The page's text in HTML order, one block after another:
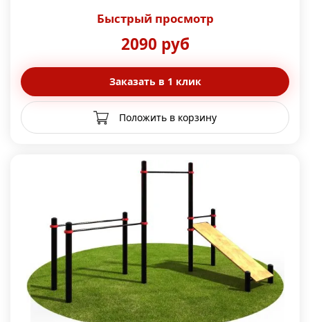
Быстрый просмотр
2090 руб
Заказать в 1 клик
Положить в корзину